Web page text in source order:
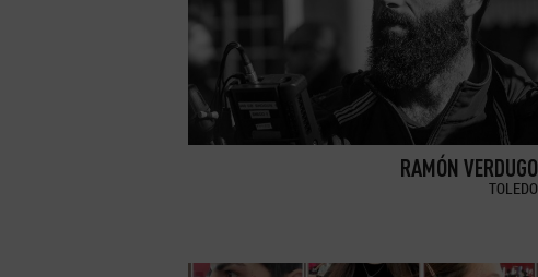
RAMÓN VERDUGO
TOLEDO